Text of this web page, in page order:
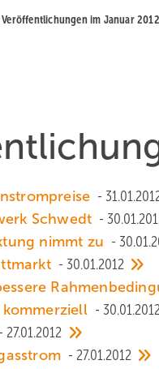
Veröffentlichungen im Januar 2012
Schwedt
nimmt zu
30.01.2012
27.01.2012
27.01.2012